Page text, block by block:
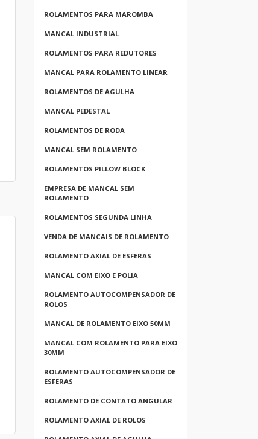
ROLAMENTOS PARA MAROMBA
MANCAL INDUSTRIAL
ROLAMENTOS PARA REDUTORES
MANCAL PARA ROLAMENTO LINEAR
ROLAMENTOS DE AGULHA
MANCAL PEDESTAL
ROLAMENTOS DE RODA
MANCAL SEM ROLAMENTO
ROLAMENTOS PILLOW BLOCK
EMPRESA DE MANCAL SEM
ROLAMENTO
ROLAMENTOS SEGUNDA LINHA
VENDA DE MANCAIS DE ROLAMENTO
ROLAMENTO AXIAL DE ESFERAS
MANCAL COM EIXO E POLIA
ROLAMENTO AUTOCOMPENSADOR DE
ROLOS
MANCAL DE ROLAMENTO EIXO 50MM
MANCAL COM ROLAMENTO PARA EIXO
30MM
ROLAMENTO AUTOCOMPENSADOR DE
ESFERAS
ROLAMENTO DE CONTATO ANGULAR
ROLAMENTO AXIAL DE ROLOS